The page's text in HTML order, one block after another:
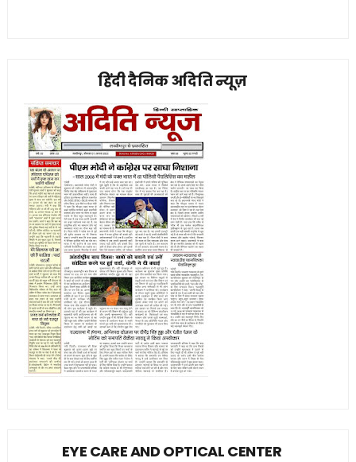
हिंदी दैनिक अदिति न्यूज़
EYE CARE AND OPTICAL CENTER